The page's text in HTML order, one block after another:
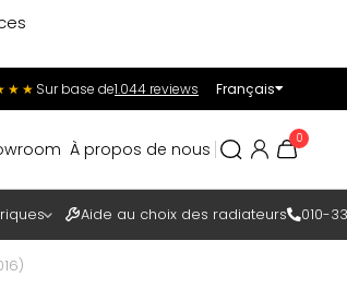
Sur base de1.044 reviews Français
À propos de nous
0
Aide au choix des radiateurs 010-